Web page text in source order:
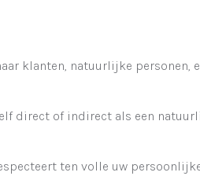
klanten, natuurlijke personen,
direct of indirect als een
ten volle uw